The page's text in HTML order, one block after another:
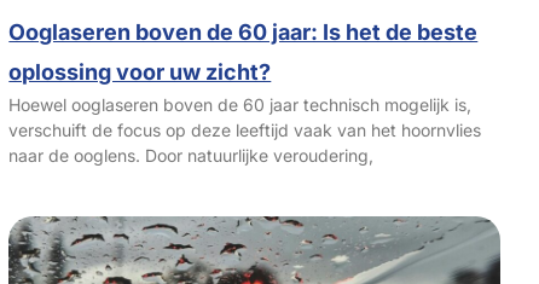
Ooglaseren boven de 60 jaar: Is het de beste
oplossing voor uw zicht?
Hoewel ooglaseren boven de 60 jaar technisch mogelijk is,
verschuift de focus op deze leeftijd vaak van het hoornvlies
naar de ooglens. Door natuurlijke veroudering,